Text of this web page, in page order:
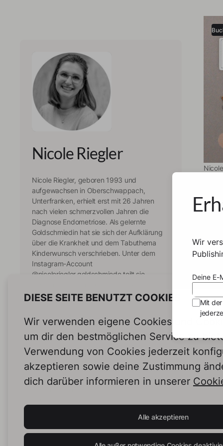
Nicole Riegler
Nicole Riegler, geboren 1993 und
aufgewachsen in Oberschwappach,
Unterfranken, erhielt erst mit 26 Jahren
nach vielen schmerzvollen Jahren die
Diagnose Endometriose. Als gelernte
Goldschmiedin hat sie sich der Aufklärung
über die Krankheit und dem Tabuthema
Kinderwunsch verschrieben. Unter dem
Instagram-Account
@nicoleriegler.goldschmiede teilt sie
Erkrankung. Neben ihrer Selbstständigkeit
in der Notfallrettung tätig und verfügt daher
über fundierte Kenntnisse zu den
medizinischen Hintergründen der
chronischen Erkrankung und
Kinderwunschbehandlungen. Ihr Interesse
an einem verständlichen
Informationsaustausch zeigt sich auch in
nicoleriegler.de
ist
mein
teile
von
bis
und
und
möglich ist. Mit
DIESE SEITE BENUTZT COOKIES
Wir verwenden eigene Cookies und
um dir den bestmöglichen Service zu
Verwendung von Cookies jederzeit
akzeptieren sowie deine Zustimmung
dich darüber informieren in unserer
Alle akzeptieren
Wir
Deine E-
Mit